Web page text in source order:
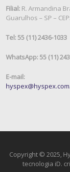
Filial: R. Armandina
Guarulhos – SP –
Tel: 55 (11) 2436-1033
WhatsApp: 55 (11)
E-mail:
Copyright © 2025,
tecnologia iD.